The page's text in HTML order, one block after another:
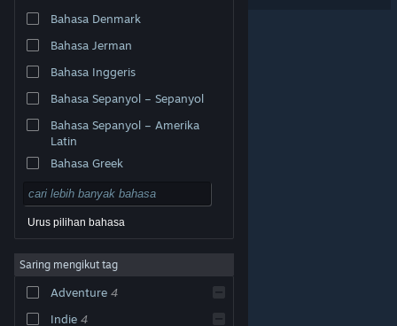
© Valve Corporation. Hak cipta terpelihara. Semua
tanda dagangan ialah hak milik pemilik masing-masing
Perundangan |Accessibility
Steam| Bayaran balik |
Bahasa Denmark
Bahasa Jerman
Bahasa Inggeris
Bahasa Sepanyol – Sepanyol
Bahasa Sepanyol – Amerika
Latin
Bahasa Greek
Urus pilihan bahasa
Saring mengikut tag
Adventure 4
Indie 4